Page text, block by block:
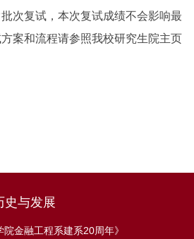
次复试，本次复试成绩不会影响最
案和流程请参照我校研究生院主页
史与发展
金融工程系建系20周年》